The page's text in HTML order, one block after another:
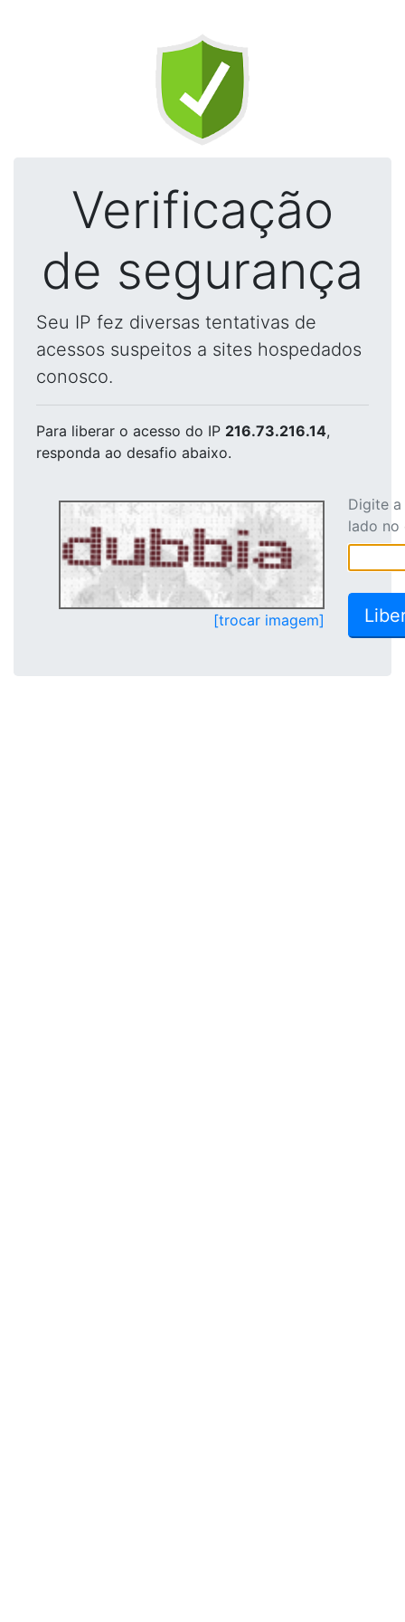
Verificação
de segurança
Seu IP fez diversas tentativas de
acessos suspeitos a sites hospedados
conosco.
Para liberar o acesso do IP 216.73.216.14,
responda ao desafio abaixo.
[trocar imagem]
Digite
lado no